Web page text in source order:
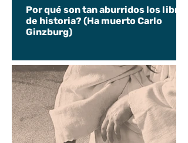
Por qué son tan aburridos los libros
de historia? (Ha muerto Carlo
Ginzburg)